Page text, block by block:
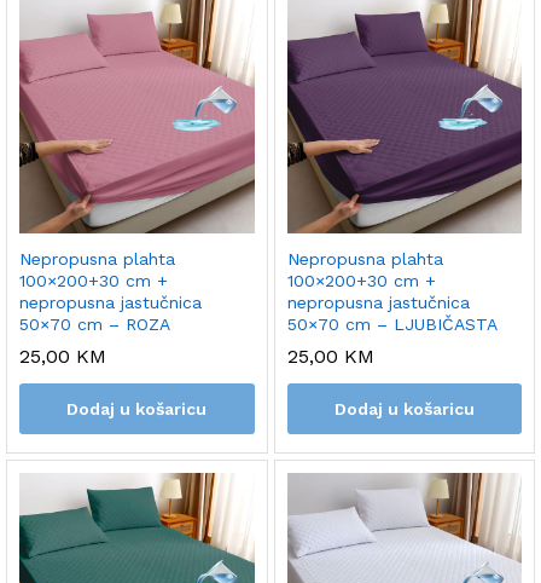
Nepropusna plahta
100×200+30 cm +
nepropusna jastučnica
50×70 cm – ROZA
25,00 KM
Dodaj u košaricu
Nepropusna plahta
100×200+30 cm +
nepropusna jastučnica
50×70 cm – LJUBIČASTA
25,00 KM
Dodaj u košaricu